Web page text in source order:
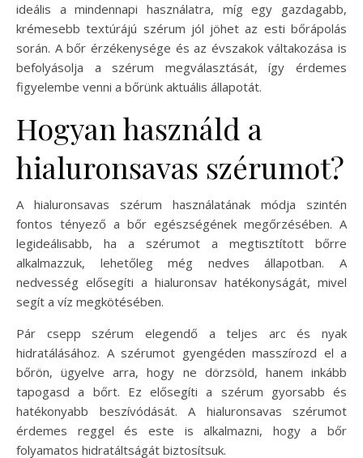
ideális a mindennapi használatra, míg egy gazdagabb,
krémesebb textúrájú szérum jól jöhet az esti bőrápolás
során. A bőr érzékenysége és az évszakok váltakozása is
befolyásolja a szérum megválasztását, így érdemes
figyelembe venni a bőrünk aktuális állapotát.
Hogyan használd a
hialuronsavas szérumot?
A hialuronsavas szérum használatának módja szintén
fontos tényező a bőr egészségének megőrzésében. A
legideálisabb, ha a szérumot a megtisztított bőrre
alkalmazzuk, lehetőleg még nedves állapotban. A
nedvesség elősegíti a hialuronsav hatékonyságát, mivel
segít a víz megkötésében.
Pár csepp szérum elegendő a teljes arc és nyak
hidratálásához. A szérumot gyengéden masszírozd el a
bőrön, ügyelve arra, hogy ne dörzsöld, hanem inkább
tapogasd a bőrt. Ez elősegíti a szérum gyorsabb és
hatékonyabb beszívódását. A hialuronsavas szérumot
érdemes reggel és este is alkalmazni, hogy a bőr
folyamatos hidratáltságát biztosítsuk.